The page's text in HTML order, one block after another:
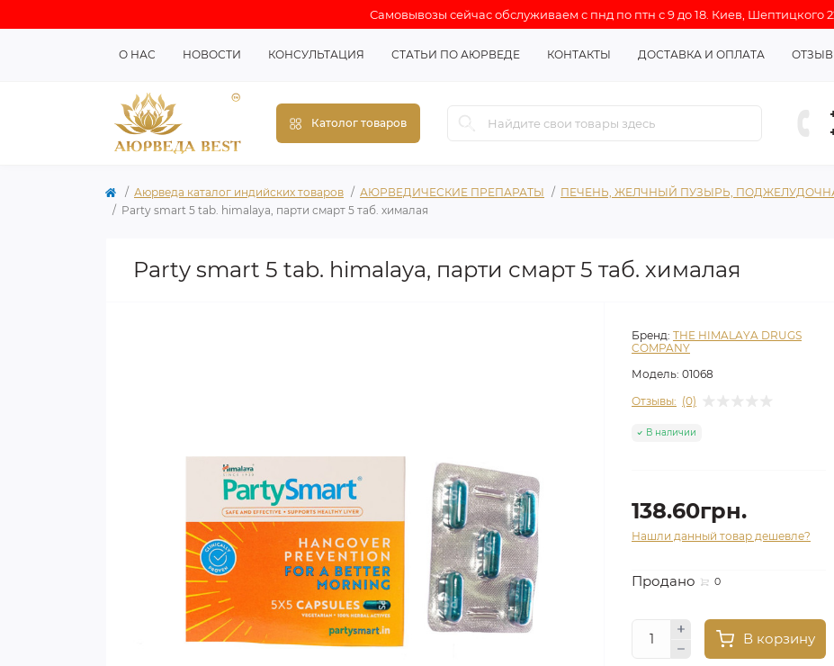
Самовывозы сейчас обслуживаем с пнд по птн с 9 до 18. Киев, Шептицкого
О НАС НОВОСТИ КОНСУЛЬТАЦИЯ СТАТЬИ ПО АЮРВЕДЕ КОНТАКТЫ ДОСТАВКА И ОПЛАТА
Католог товаров
Аюрведа каталог индийских товаров АЮРВЕДИЧЕСКИЕ ПРЕПАРАТЫ
ПЕЧЕНЬ, ЖЕЛЧНЫЙ ПУЗЫРЬ,
Party smart 5 tab. himalaya, парти смарт 5 таб. хималая
Party smart 5 tab. himalaya, парти смарт 5 таб. хималая
Бренд: THE HIMALAYA DRUGS
COMPANY
Модель: 01068
Отзывы: (0)
В наличии
138.60грн.
Нашли данный товар дешевле?
Продано 0
В корзину